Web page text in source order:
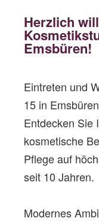
Herzlich
Emsbüren!
Eintreten und
15 in
Entdecken Sie
kosmetische
Pflege auf
seit 10 Jahren.
Modernes